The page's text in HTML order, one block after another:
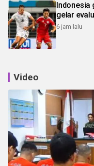
Indonesia
gelar
6 jam lalu
Video